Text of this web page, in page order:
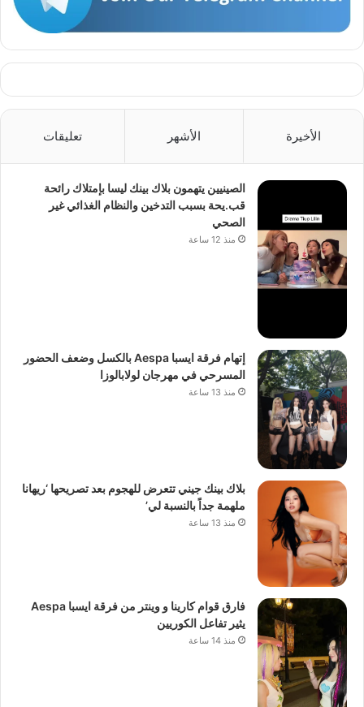
الأخيرة الأشهر تعليقات
الصينيين يتهمون بلاك بينك ليسا بإمتلاك رائحة
قب.يحة بسبب التدخين والنظام الغذائي غير
الصحي
منذ 12 ساعة
إتهام فرقة ايسبا Aespa بالكسل وضعف الحضور
المسرحي في مهرجان لولابالوزا
منذ 13 ساعة
بلاك بينك جيني تتعرض للهجوم بعد تصريحها ‘ريهانا
ملهمة جداً بالنسبة لي’
منذ 13 ساعة
فارق قوام كارينا و وينتر من فرقة ايسبا Aespa
يثير تفاعل الكوريين
منذ 14 ساعة